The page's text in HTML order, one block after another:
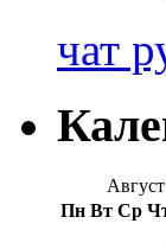
чат
Пн Вт Ср